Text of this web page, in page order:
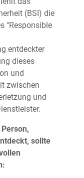
(BSI) die
"Responsible
entdeckter
dieses
und
zwischen
und
sollte